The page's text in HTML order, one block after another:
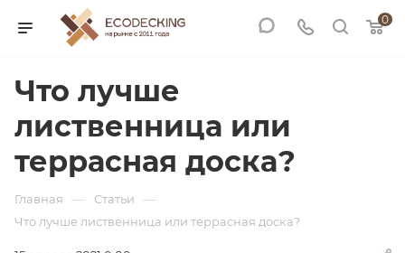
0
Что лучше
лиственница или
террасная доска?
Главная — Статьи —
Что лучше лиственница или террасная доска?